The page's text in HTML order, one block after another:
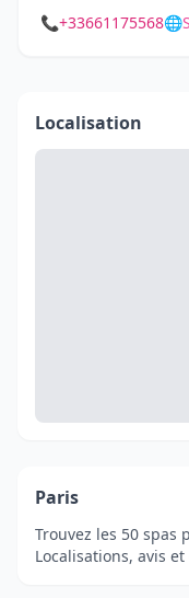
📞+33661175568🌐
Localisation
Paris
Trouvez les 50 spas
Localisations, avis